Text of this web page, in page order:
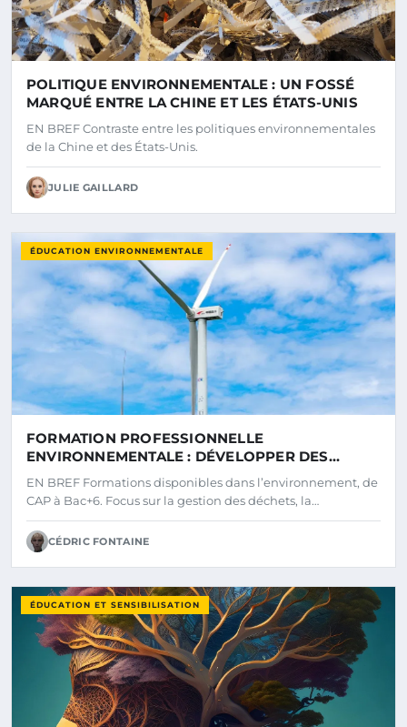
POLITIQUE ENVIRONNEMENTALE : UN FOSSÉ
MARQUÉ ENTRE LA CHINE ET LES ÉTATS-UNIS
EN BREF Contraste entre les politiques environnementales
de la Chine et des États-Unis.
JULIE GAILLARD
ÉDUCATION ENVIRONNEMENTALE
FORMATION PROFESSIONNELLE
ENVIRONNEMENTALE : DÉVELOPPER DES
COMPÉTENCES DURABLES POUR UN AVENIR
MEILLEUR
EN BREF Formations disponibles dans l’environnement, de
CAP à Bac+6. Focus sur la gestion des déchets, la…
CÉDRIC FONTAINE
ÉDUCATION ET SENSIBILISATION